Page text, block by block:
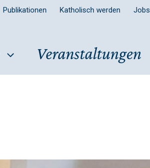
Publikationen Katholisch werden Jobs
Veranstaltungen